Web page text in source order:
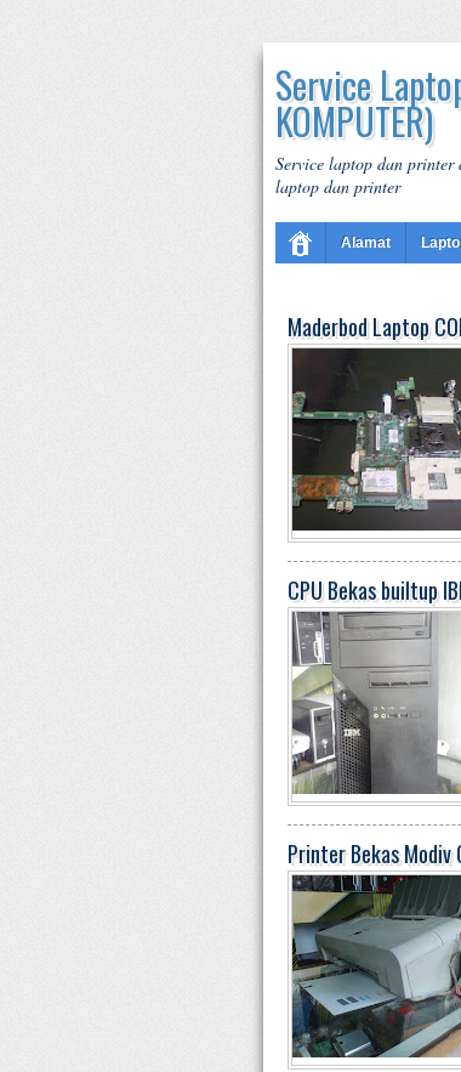
Service
KOMPUTER)
Service laptop dan printer
laptop dan printer
Alamat
Maderbod Laptop
CPU Bekas builtup
Printer Bekas Modiv